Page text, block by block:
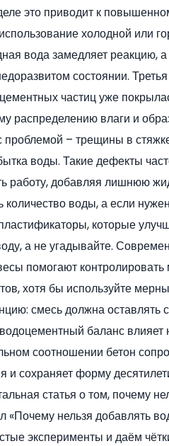
это приводит к
холодной или
вода замедляет реакцию, а
состоянии.
частиц уже
распределению влаги и
проблемой – трещины в
воды. Такие дефекты
работу, добавляя лишнюю
воды, а если
которые
а не угадывайте.
помогают контролировать
хотя бы используйте
смесь должна оставлять
баланс влияет
соотношении бетон
и сохраняет форму
статья о том, почему
«Почему нельзя добавлять
эксперименты и даём